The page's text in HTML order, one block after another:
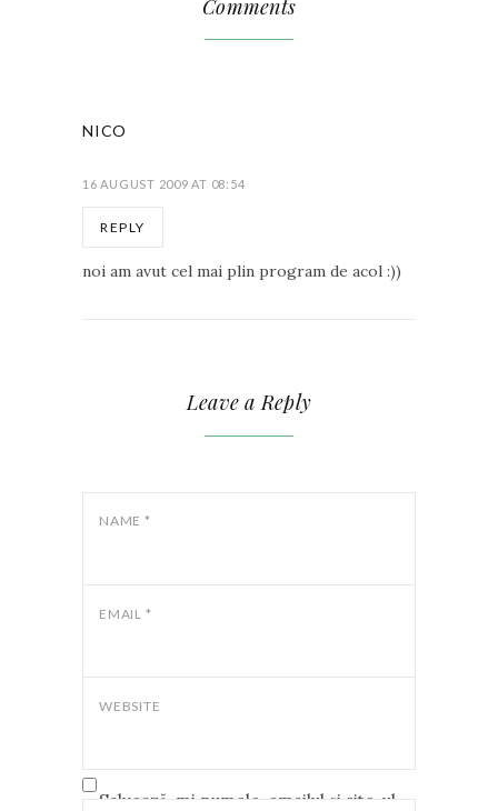
Comments
NICO
16 AUGUST 2009 AT 08:54
REPLY
noi am avut cel mai plin program de acol :))
Leave a Reply
NAME *
EMAIL *
WEBSITE
Salvează-mi numele, emailul și site-ul